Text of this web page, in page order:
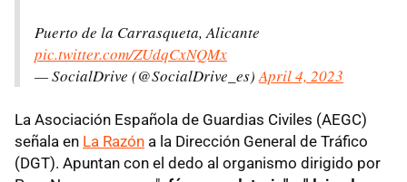
Puerto de la Carrasqueta, Alicante
pic.twitter.com/ZUdqCxNQMx
— SocialDrive (@SocialDrive_es)April 4, 2023
La Asociación Española de Guardias Civiles (AEGC)
señala en La Razón a la Dirección General de Tráfico
(DGT). Apuntan con el dedo al organismo dirigido por